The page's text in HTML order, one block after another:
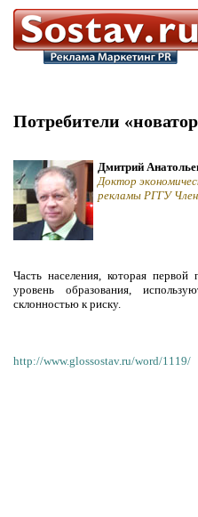
Потребители
Дмитрий
Доктор
рекламы РГГУ
Часть населения, которая
уровень образования,
склонностью к риску.
http://www.glossostav.ru/word/1119/